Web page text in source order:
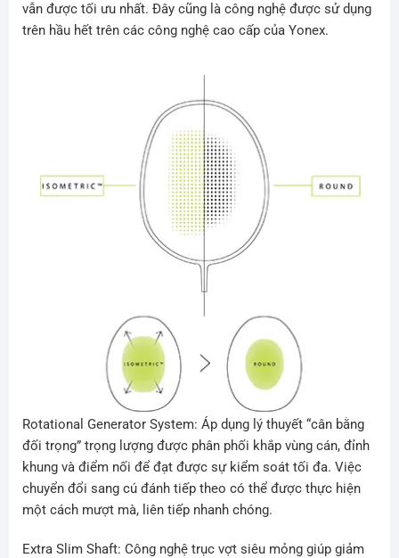
vẫn được tối ưu nhất. Đây cũng là công nghệ được sử dụng
trên hầu hết trên các công nghệ cao cấp của Yonex.
Rotational Generator System: Áp dụng lý thuyết “cân bằng
đối trọng” trọng lượng được phân phối khắp vùng cán, đỉnh
khung và điểm nối để đạt được sự kiểm soát tối đa. Việc
chuyển đổi sang cú đánh tiếp theo có thể được thực hiện
một cách mượt mà, liên tiếp nhanh chóng.
Extra Slim Shaft: Công nghệ trục vợt siêu mỏng giúp giảm